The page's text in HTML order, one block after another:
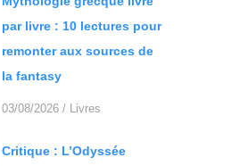
par livre : 10 lectures pour
remonter aux sources de
la fantasy
03/08/2026 / Livres
Critique : L’Odyssée